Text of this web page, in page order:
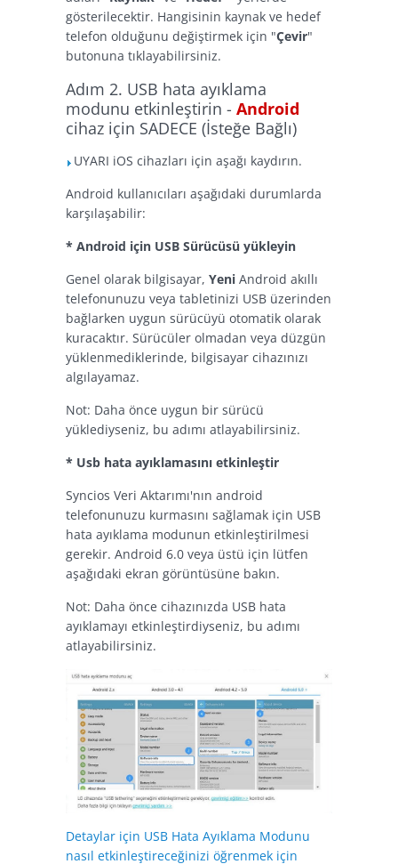
gösterilecektir. Hangisinin kaynak ve hedef
telefon olduğunu değiştirmek için "Çevir"
butonuna tıklayabilirsiniz.
Adım 2. USB hata ayıklama
modunu etkinleştirin - Android
cihaz için SADECE (İsteğe Bağlı)
UYARI iOS cihazları için aşağı kaydırın.
Android kullanıcıları aşağıdaki durumlarda
karşılaşabilir:
* Android için USB Sürücüsü yükleyin
Genel olarak bilgisayar, Yeni Android akıllı
telefonunuzu veya tabletinizi USB üzerinden
bağlarken uygun sürücüyü otomatik olarak
kuracaktır. Sürücüler olmadan veya düzgün
yüklenmediklerinde, bilgisayar cihazınızı
algılayamaz.
Not: Daha önce uygun bir sürücü
yüklediyseniz, bu adımı atlayabilirsiniz.
* Usb hata ayıklamasını etkinleştir
Syncios Veri Aktarımı'nın android
telefonunuzu kurmasını sağlamak için USB
hata ayıklama modunun etkinleştirilmesi
gerekir. Android 6.0 veya üstü için lütfen
aşağıdaki ekran görüntüsüne bakın.
Not: Daha önce cihazınızda USB hata
ayıklamayı etkinleştirdiyseniz, bu adımı
atlayabilirsiniz.
Detaylar için USB Hata Ayıklama Modunu
nasıl etkinleştireceğinizi öğrenmek için